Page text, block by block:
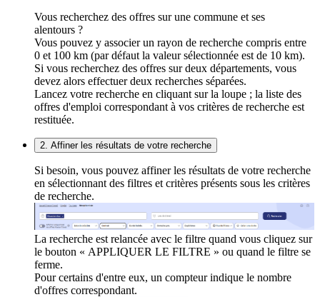
Vous recherchez des offres sur une commune et ses
alentours ?
Vous pouvez y associer un rayon de recherche compris entre
0 et 100 km (par défaut la valeur sélectionnée est de 10 km).
Si vous recherchez des offres sur deux départements, vous
devez alors effectuer deux recherches séparées.
Lancez votre recherche en cliquant sur la loupe ; la liste des
offres d'emploi correspondant à vos critères de recherche est
restituée.
2. Affiner les résultats de votre recherche
Si besoin, vous pouvez affiner les résultats de votre recherche
en sélectionnant des filtres et critères présents sous les critères
de recherche.
La recherche est relancée avec le filtre quand vous cliquez sur
le bouton « APPLIQUER LE FILTRE » ou quand le filtre se
ferme.
Pour certains d'entre eux, un compteur indique le nombre
d'offres correspondant.